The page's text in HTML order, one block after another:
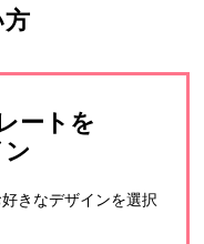
方
ートを
きなデザインを選択